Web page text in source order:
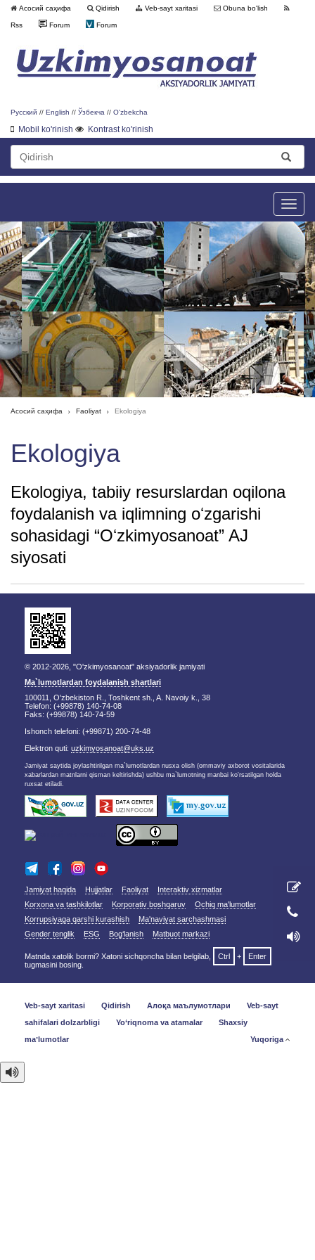
Асосий саҳифа Qidirish Veb-sayt xaritasi Obuna bo'lish
Rss Forum Forum
Русский // English // Ўзбекча // O'zbekcha
Mobil ko'rinish Kontrast ko'rinish
Toggle
Асосий саҳифа Faoliyat Ekologiya
Ekologiya
Ekologiya, tabiiy resurslardan oqilona
foydalanish va iqlimning oʻzgarishi
sohasidagi “Oʻzkimyosanoat” AJ
siyosati
© 2012-2026, "O'zkimyosanoat" aksiyadorlik jamiyati
Ma`lumotlardan foydalanish shartlari
100011, O'zbekiston R., Toshkent sh., A. Navoiy k., 38
Telefon: (+99878) 140-74-08
Faks: (+99878) 140-74-59
Ishonch telefoni: (+99871) 200-74-48
Elektron quti: uzkimyosanoat@uks.uz
Jamiyat saytida joylashtirilgan ma`lumotlardan nusxa olish (ommaviy axborot vositalarida
xabarlardan matnlarni qisman keltirishda) ushbu ma`lumotning manbai ko'rsatilgan holda
ruxsat etiladi.
Jamiyat haqida Hujjatlar Faoliyat
Interaktiv xizmatlar
Korxona va tashkilotlar
Korporativ boshqaruv
Ochiq ma'lumotlar
Korrupsiyaga qarshi kurashish
Ma'naviyat sarchashmasi
Gender tenglik
ESG Bog‘lanish Matbuot markazi
Matnda xatolik bormi? Xatoni sichqoncha bilan belgilab, Ctrl +
Enter
tugmasini bosing.
Veb-sayt xaritasi Qidirish Алоқа маълумотлари
Veb-sayt
sahifalari dolzarbligi
Yo‘riqnoma va atamalar
Shaxsiy
maʼlumotlar
Yuqoriga